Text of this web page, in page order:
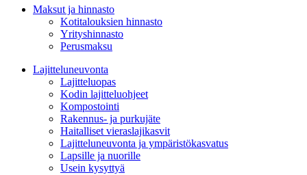
Maksut ja hinnasto
Kotitalouksien hinnasto
Yrityshinnasto
Perusmaksu
Lajitteluneuvonta
Lajitteluopas
Kodin lajitteluohjeet
Kompostointi
Rakennus- ja purkujäte
Haitalliset vieraslajikasvit
Lajitteluneuvonta ja ympäristökasvatus
Lapsille ja nuorille
Usein kysyttyä